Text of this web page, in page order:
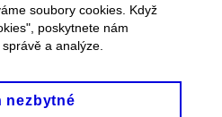
soubory cookies. Když
poskytnete nám
a analýze.
nezbytné